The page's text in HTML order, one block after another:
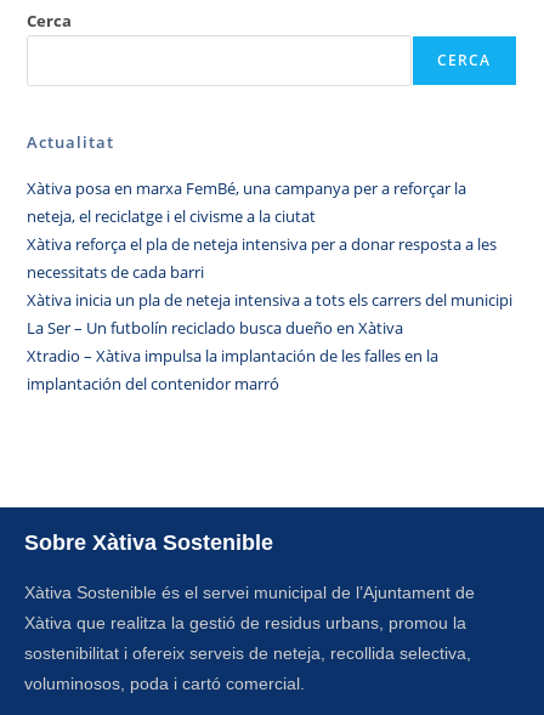
Cerca
CERCA
Actualitat
Xàtiva posa en marxa FemBé, una campanya per a reforçar la
neteja, el reciclatge i el civisme a la ciutat
Xàtiva reforça el pla de neteja intensiva per a donar resposta a les
necessitats de cada barri
Xàtiva inicia un pla de neteja intensiva a tots els carrers del municipi
La Ser – Un futbolín reciclado busca dueño en Xàtiva
Xtradio – Xàtiva impulsa la implantación de les falles en la
implantación del contenidor marró
Sobre Xàtiva Sostenible
Xàtiva Sostenible és el servei municipal de l’Ajuntament de
Xàtiva que realitza la gestió de residus urbans, promou la
sostenibilitat i ofereix serveis de neteja, recollida selectiva,
voluminosos, poda i cartó comercial.